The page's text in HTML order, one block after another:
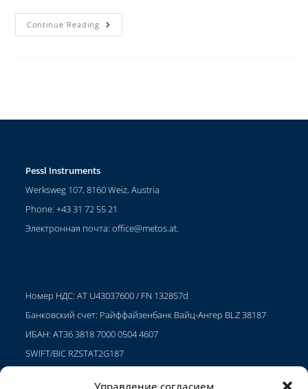
Управление согласием
Continue Reading
Pessl Instruments
Werksweg 107, 8160 Weiz, Austria
Phone: +43 31 72 55 21
Электронная почта:office@metos.at.
Номер НДС: AT U43037600 / FN 132857d
Банковский счет: Райффайзенбанк Вайц-Ангер BLZ 38187
ИБАН: AT36 3818 7000 0504 4607
SWIFT/BIC RZSTAT2G187